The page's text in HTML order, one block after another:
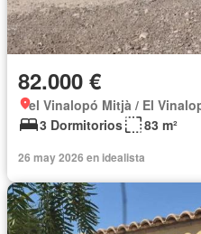
82.000 €
el Vinalopó Mitjà / El
3 Dormitorios
83 m²
26 may 2026 en idealista